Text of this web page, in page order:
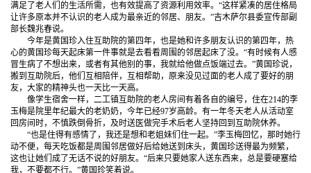
满足了老人们的生活所需，也有效提高了资源利用效率。“这样紧凑的居住格局
让许多原本并不认识的老人成为最亲近的邻居、朋友。”吉木萨尔县委宣传部副
部长魏兆春说。
今年是黄国珍入住互助院的第四年，也是她和许多朋友认识的第四年，热
心的黄国珍每天起床第一件事就是去看看周围的邻居起床了没。“有时候有人感
冒生病了不想出来，或者有其他别的事，我就给他做点饭端过去。”黄国珍说，
搬到互助院后，他们互相陪伴，互相帮助，原来没见过面的老人成了要好的朋
友，大家的精神头也一天比一天高。
像学生宿舍一样，二工镇互助院的老人房间有着各自的编号，住在214的李
玉梅是院里年纪最大的老奶奶，今年已经97岁高龄。有一年冬天老人从活动室
回房间时，不慎跌倒骨折，及时送医做完手术后老人坚持回到互助院休养。
“也是住得有感情了，我还是想和老姐妹们住一起。”李玉梅回忆，那时她行
动不便，每天吃饭都是周围邻居做好后给她送到床头，黄国珍送得最为频繁，
这也让她们成了无话不说的好朋友。“后来只要她家人送东西来，总是要硬塞给
我，不要都不行。”黄国珍笑着说。